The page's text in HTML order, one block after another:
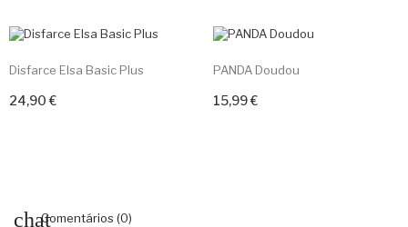
Disfarce Elsa Basic Plus
24,90 €Adicionar ao carrinho
PANDA Doudou
15,99 €Adicionar ao carrinho
Comentários (0)